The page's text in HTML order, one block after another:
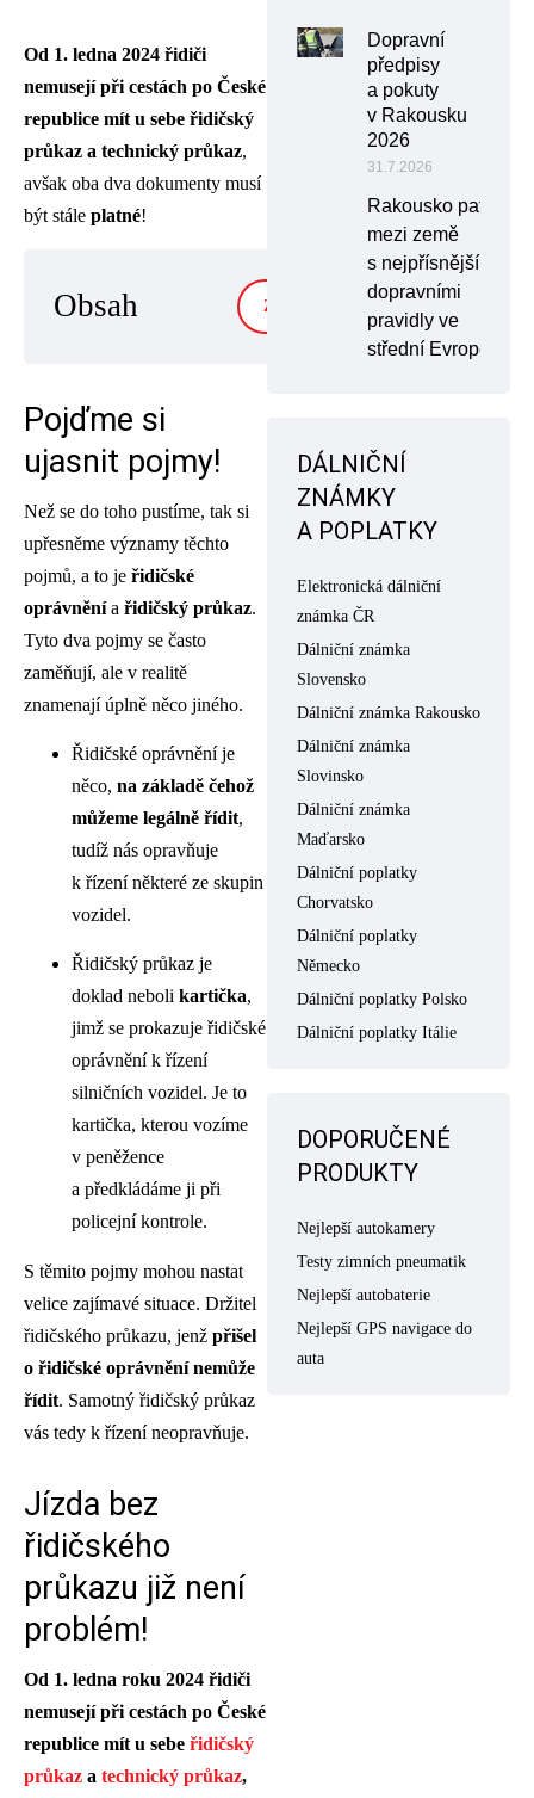
Od 1. ledna 2024 řidiči
nemusejí při cestách po České
republice mít u sebe řidičský
průkaz a technický průkaz,
avšak oba dva dokumenty musí
být stále platné!
Obsah ZOBRAZIT
Pojďme si
ujasnit pojmy!
Než se do toho pustíme, tak si
upřesněme významy těchto
pojmů, a to je řidičské
oprávněnía řidičský průkaz.
Tyto dva pojmy se často
zaměňují, ale v realitě
znamenají úplně něco jiného.
Řidičské oprávnění je
něco, na základě čehož
můžeme legálně řídit,
tudíž nás opravňuje
k řízení některé ze skupin
vozidel.
Řidičský průkaz je
doklad neboli kartička,
jimž se prokazuje řidičské
oprávnění k řízení
silničních vozidel. Je to
kartička, kterou vozíme
v peněžence
a předkládáme ji při
policejní kontrole.
S těmito pojmy mohou nastat
velice zajímavé situace. Držitel
řidičského průkazu, jenž přišel
o řidičské oprávnění nemůže
řídit. Samotný řidičský průkaz
vás tedy k řízení neopravňuje.
Jízda bez
řidičského
průkazu již není
problém!
Od 1. ledna roku 2024 řidiči
nemusejí při cestách po České
republice mít u sebe řidičský
průkaz a technický průkaz,
Dopravní
předpisy
a pokuty
v Rakousku
2026
31.7.2026
Rakousko patří
mezi země
s nejpřísnějšími
dopravními
pravidly ve
střední Evropě
DÁLNIČNÍ
ZNÁMKY
A POPLATKY
Elektronická dálniční
známka ČR
Dálniční známka
Slovensko
Dálniční známka Rakousko
Dálniční známka
Slovinsko
Dálniční známka
Maďarsko
Dálniční poplatky
Chorvatsko
Dálniční poplatky
Německo
Dálniční poplatky Polsko
Dálniční poplatky Itálie
DOPORUČENÉ
PRODUKTY
Nejlepší autokamery
Testy zimních pneumatik
Nejlepší autobaterie
Nejlepší GPS navigace do
auta